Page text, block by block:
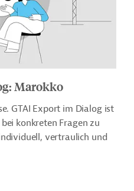
Marokko
GTAI Export im Dialog ist
konkreten Fragen zu
vertraulich und